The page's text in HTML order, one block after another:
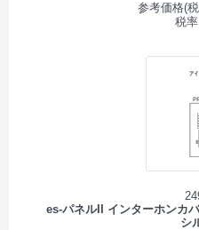
参考価格(
税
es-パネルII インターホンカ
シ